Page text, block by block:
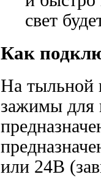
свет
Как
На тыльной
зажимы для
или 24В